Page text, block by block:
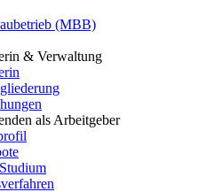
(MBB)
& Verwaltung
als Arbeitgeber